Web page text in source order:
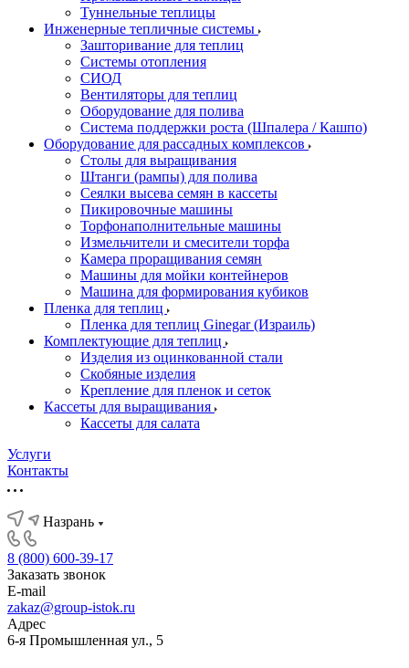
Туннельные теплицы
Инженерные тепличные системы
Зашторивание для теплиц
Системы отопления
СИОД
Вентиляторы для теплиц
Оборудование для полива
Система поддержки роста (Шпалера / Кашпо)
Оборудование для рассадных комплексов
Столы для выращивания
Штанги (рампы) для полива
Сеялки высева семян в кассеты
Пикировочные машины
Торфонаполнительные машины
Измельчители и смесители торфа
Камера проращивания семян
Машины для мойки контейнеров
Машина для формирования кубиков
Пленка для теплиц
Пленка для теплиц Ginegar (Израиль)
Комплектующие для теплиц
Изделия из оцинкованной стали
Скобяные изделия
Крепление для пленок и сеток
Кассеты для выращивания
Кассеты для салата
Услуги
Контакты
Назрань
8 (800) 600-39-17
Заказать звонок
E-mail
zakaz@group-istok.ru
Адрес
6-я Промышленная ул., 5